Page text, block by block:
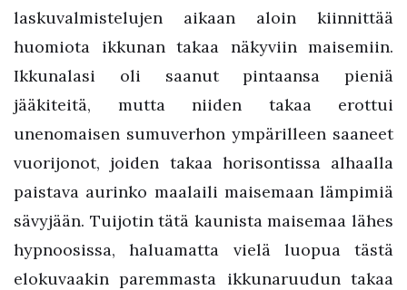
laskuvalmistelujen aikaan aloin kiinnittää
huomiota ikkunan takaa näkyviin maisemiin.
Ikkunalasi oli saanut pintaansa pieniä
jääkiteitä, mutta niiden takaa erottui
unenomaisen sumuverhon ympärilleen saaneet
vuorijonot, joiden takaa horisontissa alhaalla
paistava aurinko maalaili maisemaan lämpimiä
sävyjään. Tuijotin tätä kaunista maisemaa lähes
hypnoosissa, haluamatta vielä luopua tästä
elokuvaakin paremmasta ikkunaruudun takaa